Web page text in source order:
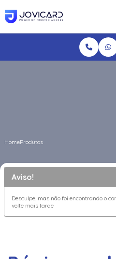
HomeProdutos
Aviso!
Desculpe, mas não foi encontrando o
volte mais tarde